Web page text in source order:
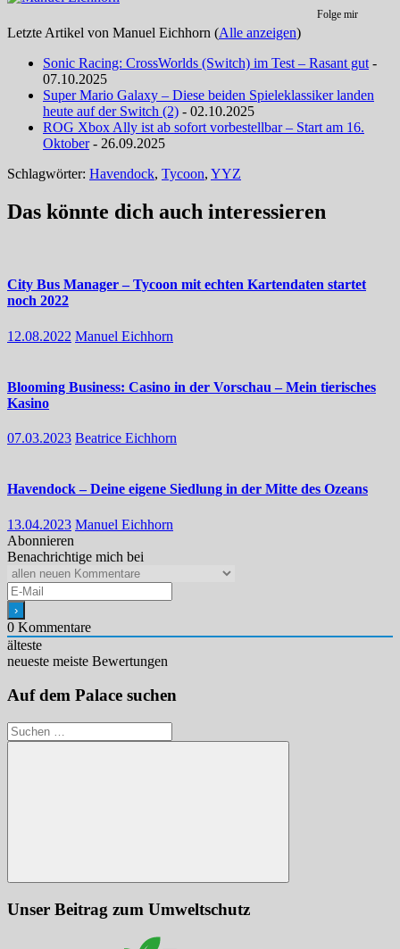
Folge mir
Letzte Artikel von Manuel Eichhorn (Alle anzeigen)
Sonic Racing: CrossWorlds (Switch) im Test – Rasant gut -
07.10.2025
Super Mario Galaxy – Diese beiden Spieleklassiker landen
heute auf der Switch (2) - 02.10.2025
ROG Xbox Ally ist ab sofort vorbestellbar – Start am 16.
Oktober- 26.09.2025
Schlagwörter: Havendock, Tycoon, YYZ
Das könnte dich auch interessieren
City Bus Manager – Tycoon mit echten Kartendaten startet
noch 2022
12.08.2022 Manuel Eichhorn
Blooming Business: Casino in der Vorschau – Mein tierisches
Kasino
07.03.2023 Beatrice Eichhorn
Havendock – Deine eigene Siedlung in der Mitte des Ozeans
13.04.2023 Manuel Eichhorn
Abonnieren
Benachrichtige mich bei
0 Kommentare
älteste
neueste meiste Bewertungen
Auf dem Palace suchen
Suchen
nach:
Suchen
Unser Beitrag zum Umweltschutz